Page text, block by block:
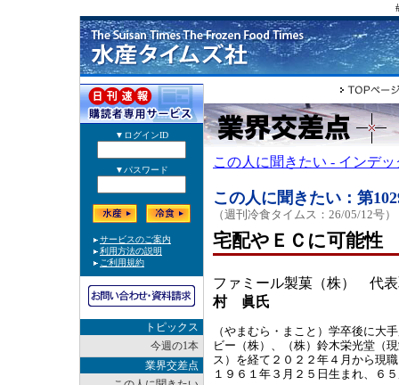
トピックス
今週の1本
業界交差点
この人に聞きたい - インデ
この人に聞きたい：第
（週刊冷食タイムス：26/05/12号）
宅配やＥＣに可能性
ファミール製菓（株） 代
村 眞氏
（やまむら・まこと）学卒後に大
ビー（株）、（株）鈴木栄光堂（
ス）を経て２０２２年４月から現
１９６１年３月２５日生まれ、６